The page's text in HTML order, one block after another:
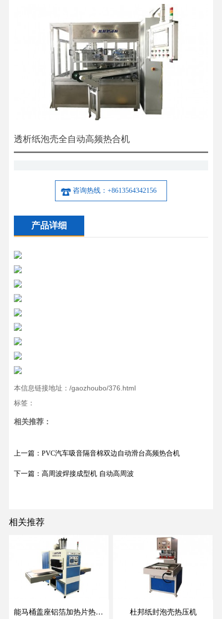
透析纸泡壳全自动高频热合机
咨询热线：+8613564342156
产品详细
本信息链接地址：/gaozhoubo/376.html
标签：
相关推荐：
上一篇：PVC汽车吸音隔音棉双边自动滑台高频热合机
下一篇：高周波焊接成型机 自动高周波
相关推荐
能马桶盖座铝箔加热片热合机 杜邦纸封泡壳热压机